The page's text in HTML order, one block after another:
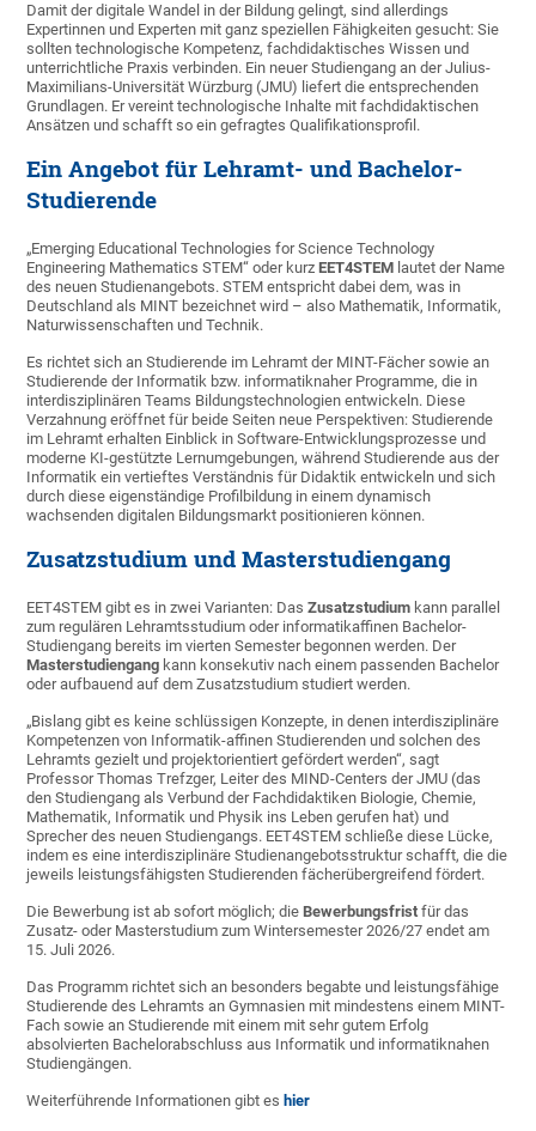
Damit der digitale Wandel in der Bildung gelingt, sind allerdings
Expertinnen und Experten mit ganz speziellen Fähigkeiten gesucht: Sie
sollten technologische Kompetenz, fachdidaktisches Wissen und
unterrichtliche Praxis verbinden. Ein neuer Studiengang an der Julius-
Maximilians-Universität Würzburg (JMU) liefert die entsprechenden
Grundlagen. Er vereint technologische Inhalte mit fachdidaktischen
Ansätzen und schafft so ein gefragtes Qualifikationsprofil.
Ein Angebot für Lehramt- und Bachelor-
Studierende
„Emerging Educational Technologies for Science Technology
Engineering Mathematics STEM“ oder kurzEET4STEM lautet der Name
des neuen Studienangebots. STEM entspricht dabei dem, was in
Deutschland als MINT bezeichnet wird – also Mathematik, Informatik,
Naturwissenschaften und Technik.
Es richtet sich an Studierende im Lehramt der MINT-Fächer sowie an
Studierende der Informatik bzw. informatiknaher Programme, die in
interdisziplinären Teams Bildungstechnologien entwickeln. Diese
Verzahnung eröffnet für beide Seiten neue Perspektiven: Studierende
im Lehramt erhalten Einblick in Software-Entwicklungsprozesse und
moderne KI-gestützte Lernumgebungen, während Studierende aus der
Informatik ein vertieftes Verständnis für Didaktik entwickeln und sich
durch diese eigenständige Profilbildung in einem dynamisch
wachsenden digitalen Bildungsmarkt positionieren können.
Zusatzstudium und Masterstudiengang
EET4STEM gibt es in zwei Varianten: DasZusatzstudium kann parallel
zum regulären Lehramtsstudium oder informatikaffinen Bachelor-
Studiengang bereits im vierten Semester begonnen werden. Der
Masterstudiengang kann konsekutiv nach einem passenden Bachelor
oder aufbauend auf dem Zusatzstudium studiert werden.
„Bislang gibt es keine schlüssigen Konzepte, in denen interdisziplinäre
Kompetenzen von Informatik-affinen Studierenden und solchen des
Lehramts gezielt und projektorientiert gefördert werden“, sagt
Professor Thomas Trefzger, Leiter des MIND-Centers der JMU (das
den Studiengang als Verbund der Fachdidaktiken Biologie, Chemie,
Mathematik, Informatik und Physik ins Leben gerufen hat) und
Sprecher des neuen Studiengangs. EET4STEM schließe diese Lücke,
indem es eine interdisziplinäre Studienangebotsstruktur schafft, die die
jeweils leistungsfähigsten Studierenden fächerübergreifend fördert.
Die Bewerbung ist ab sofort möglich; dieBewerbungsfrist für das
Zusatz- oder Masterstudium zum Wintersemester 2026/27 endet am
15. Juli 2026.
Das Programm richtet sich an besonders begabte und leistungsfähige
Studierende des Lehramts an Gymnasien mit mindestens einem MINT-
Fach sowie an Studierende mit einem mit sehr gutem Erfolg
absolvierten Bachelorabschluss aus Informatik und informatiknahen
Studiengängen.
Weiterführende Informationen gibt es hier